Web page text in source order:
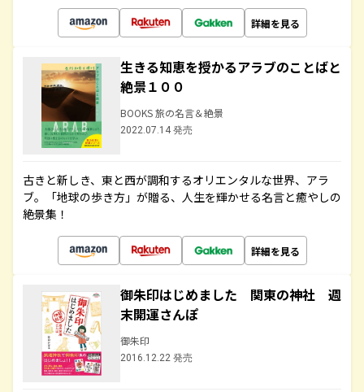
詳細を見る
生きる知恵を授かるアラブのことばと
絶景１００
BOOKS 旅の名言＆絶景
2022.07.14 発売
古きと新しき、東と西が調和するオリエンタルな世界、アラ
ブ。「地球の歩き方」が贈る、人生を輝かせる名言と癒やしの
絶景集！
詳細を見る
御朱印はじめました 関東の神社 週
末開運さんぽ
御朱印
2016.12.22 発売